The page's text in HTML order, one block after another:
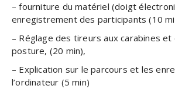
– fourniture du matériel (doigt
enregistrement des participants (10
– Réglage des tireurs aux carabines
posture, (20 min),
– Explication sur le parcours et les
l’ordinateur (5 min)